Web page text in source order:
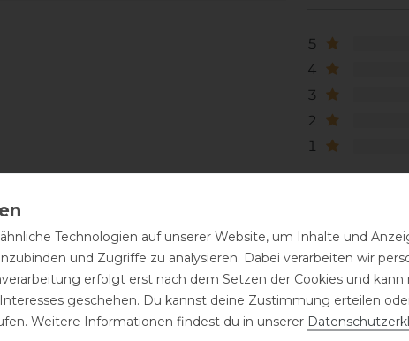
5
4
3
2
1
Technologien auf unserer Website, um Inhalte und
und Zugriffe zu analysieren. Dabei verarbeiten wir
erfolgt erst nach dem Setzen der Cookies und
geschehen. Du kannst deine Zustimmung erteilen
Weitere Informationen findest du in unserer